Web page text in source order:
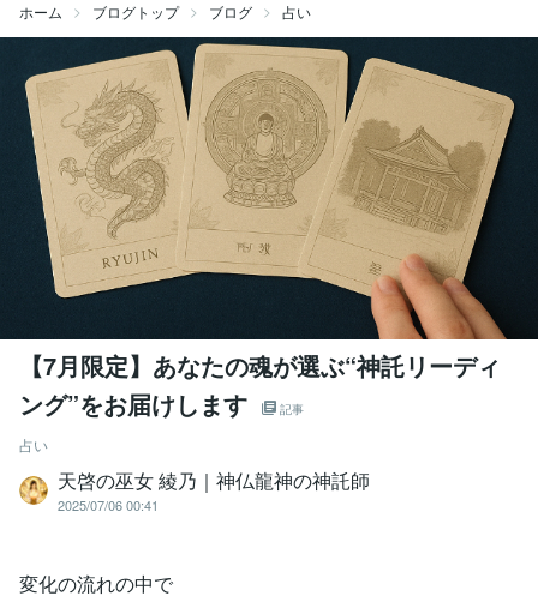
ホーム ブログトップ ブログ 占い
【7月限定】あなたの魂が選ぶ“神託リーディ
ング”をお届けします
記事
占い
天啓の巫女 綾乃｜神仏龍神の神託師
2025/07/06 00:41
変化の流れの中で